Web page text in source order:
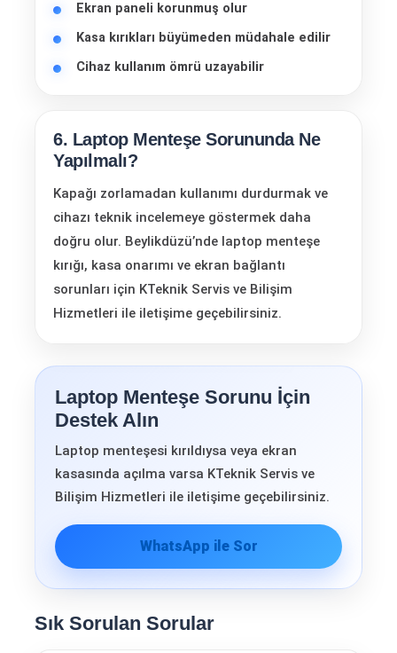
Ekran paneli korunmuş olur
Kasa kırıkları büyümeden müdahale edilir
Cihaz kullanım ömrü uzayabilir
6. Laptop Menteşe Sorununda Ne
Yapılmalı?
Kapağı zorlamadan kullanımı durdurmak ve
cihazı teknik incelemeye göstermek daha
doğru olur. Beylikdüzü’nde laptop menteşe
kırığı, kasa onarımı ve ekran bağlantı
sorunları için KTeknik Servis ve Bilişim
Hizmetleri ile iletişime geçebilirsiniz.
Laptop Menteşe Sorunu İçin
Destek Alın
Laptop menteşesi kırıldıysa veya ekran
kasasında açılma varsa KTeknik Servis ve
Bilişim Hizmetleri ile iletişime geçebilirsiniz.
WhatsApp ile Sor
Sık Sorulan Sorular